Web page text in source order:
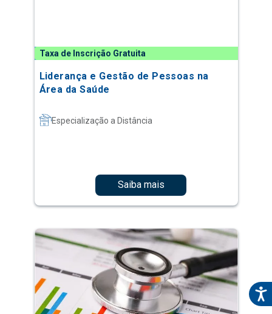
Taxa de Inscrição Gratuita
Liderança e Gestão de Pessoas na
Área da Saúde
Especialização a Distância
Saiba mais